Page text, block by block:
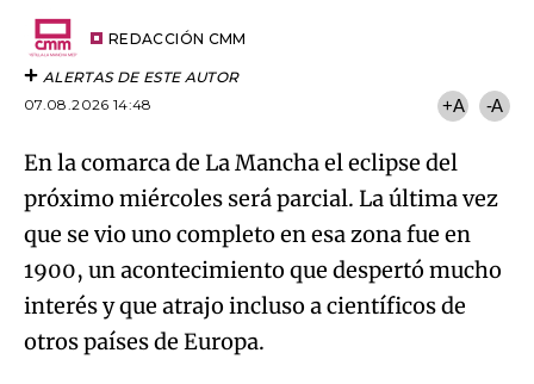
REDACCIÓN CMM
ALERTAS DE ESTE AUTOR
07.08.2026 14:48
+A -A
En la comarca de La Mancha el eclipse del
próximo miércoles será parcial. La última vez
que se vio uno completo en esa zona fue en
1900, un acontecimiento que despertó mucho
interés y que atrajo incluso a científicos de
otros países de Europa.